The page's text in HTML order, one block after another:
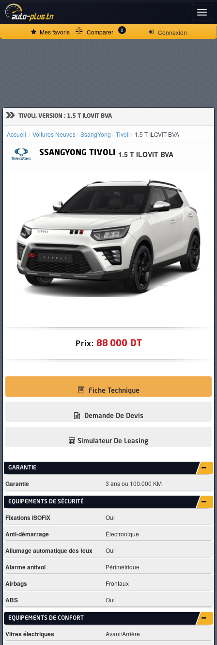
Connexion
Mes favoris Comparer 0
» TIVOLI, VERSION : 1.5 T ILOVIT BVA
Accueil Voitures Neuves SsangYong Tivoli 1.5 T ILOVIT BVA
SSANGYONG TIVOLI 1.5 T ILOVIT BVA
Prix: 88 000 DT
Fiche Technique
Demande De Devis
Simulateur De Leasing
GARANTIE
Garantie 3 ans ou 100.000 KM
EQUIPEMENTS DE SÉCURITÉ
Fixations ISOFIX Oui
Anti-démarrage Électronique
Allumage automatique des feux Oui
Alarme antivol Périmétrique
Airbags Frontaux
ABS Oui
EQUIPEMENTS DE CONFORT
Vitres électriques Avant/Arrière
ACCUEIL
D'OCCASION
PNEUS